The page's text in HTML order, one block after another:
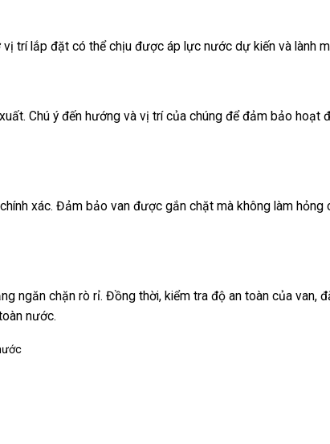
trí lắp đặt có thể chịu được áp lực nước dự kiến và lành
Chú ý đến hướng và vị trí của chúng để đảm bảo hoạt
xác. Đảm bảo van được gắn chặt mà không làm hỏng
ngăn chặn rò rỉ. Đồng thời, kiểm tra độ an toàn của van,
nước.